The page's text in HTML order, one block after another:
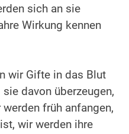
sich an sie
Wirkung kennen
wir Gifte in das Blut
davon überzeugen,
früh anfangen,
wir werden ihre